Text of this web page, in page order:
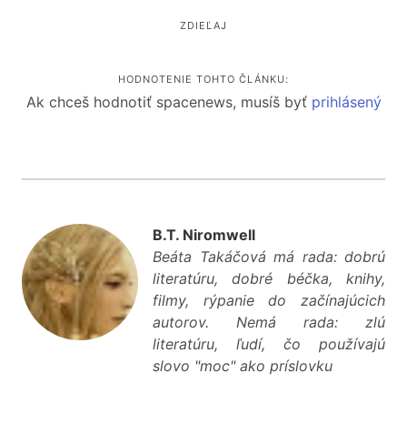
ZDIEĽAJ
HODNOTENIE TOHTO ČLÁNKU:
Ak chceš hodnotiť spacenews, musíš byť prihlásený
B.T. Niromwell
Beáta Takáčová má rada: dobrú
literatúru, dobré béčka, knihy,
filmy, rýpanie do začínajúcich
autorov. Nemá rada: zlú
literatúru, ľudí, čo používajú
slovo "moc" ako príslovku